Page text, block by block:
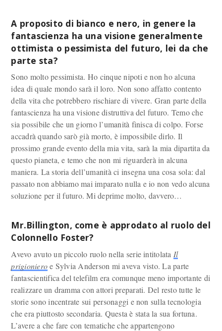
A proposito di bianco e nero, in genere la
fantascienza ha una visione generalmente
ottimista o pessimista del futuro, lei da che
parte sta?
Sono molto pessimista. Ho cinque nipoti e non ho alcuna
idea di quale mondo sarà il loro. Non sono affatto contento
della vita che potrebbero rischiare di vivere. Gran parte della
fantascienza ha una visione distruttiva del futuro. Temo che
sia possibile che un giorno l’umanità finisca di colpo. Forse
accadrà quando sarò già morto, è impossibile dirlo. Il
prossimo grande evento della mia vita, sarà la mia dipartita da
questo pianeta, e temo che non mi riguarderà in alcuna
maniera. La storia dell’umanità ci insegna una cosa sola: dal
passato non abbiamo mai imparato nulla e io non vedo alcuna
soluzione per il futuro. Mi deprime molto, davvero…
Mr.Billington, come è approdato al ruolo del
Colonnello Foster?
Avevo avuto un piccolo ruolo nella serie intitolata Il
prigionieroe Sylvia Anderson mi aveva visto. La parte
fantascientifica del telefilm era comunque meno importante di
realizzare un dramma con attori preparati. Del resto tutte le
storie sono incentrate sui personaggi e non sulla tecnologia
che era piuttosto secondaria. Questa è stata la sua fortuna.
L’avere a che fare con tematiche che appartengono